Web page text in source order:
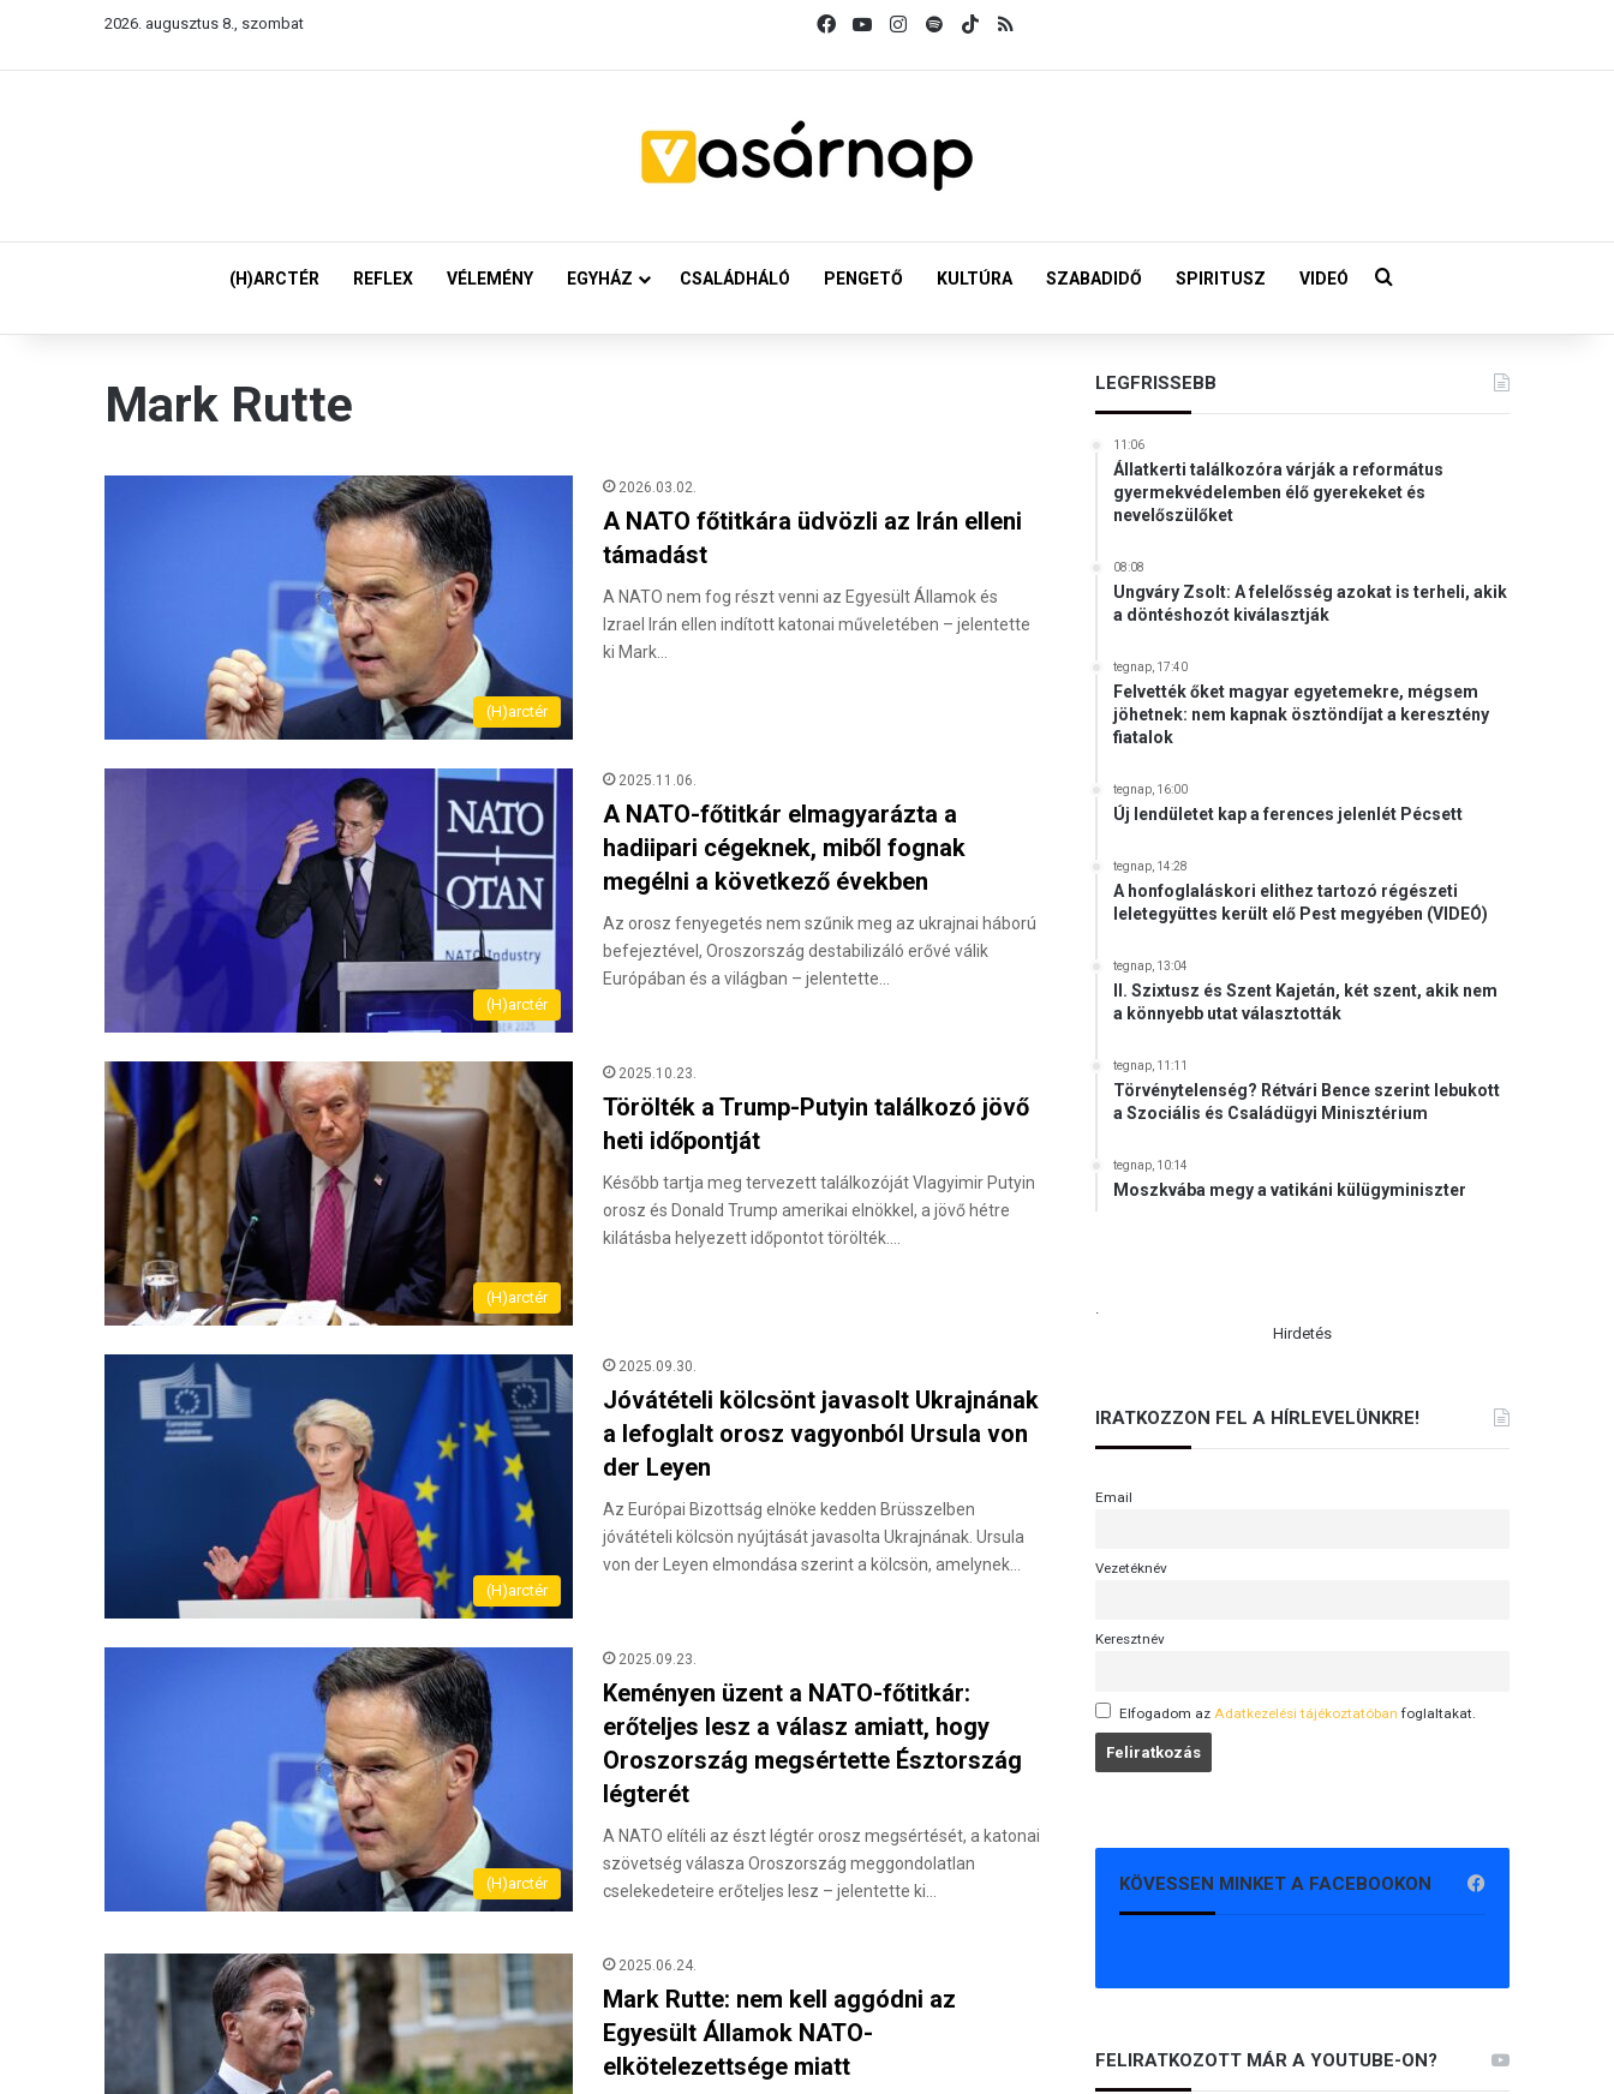
2026. augusztus 8., szombat FacebookYouTubeInstagram
SpotifyTikTok
(H)ARCTÉR REFLEX VÉLEMÉNY EGYHÁZ CSALÁDHÁLÓ PENGETŐ KULTÚRA SZABADIDŐ SPIRITUSZ VIDEÓ Keresés:
Mark Rutte
(H)arctér
2026.03.02.
A NATO főtitkára üdvözli az Irán elleni
támadást
A NATO nem fog részt venni az Egyesült Államok és
Izrael Irán ellen indított katonai műveletében – jelentette
ki Mark…
(H)arctér
2025.11.06.
A NATO-főtitkár elmagyarázta a
hadiipari cégeknek, miből fognak
megélni a következő években
Az orosz fenyegetés nem szűnik meg az ukrajnai háború
befejeztével, Oroszország destabilizáló erővé válik
Európában és a világban – jelentette…
(H)arctér
2025.10.23.
Törölték a Trump-Putyin találkozó jövő
heti időpontját
Később tartja meg tervezett találkozóját Vlagyimir Putyin
orosz és Donald Trump amerikai elnökkel, a jövő hétre
kilátásba helyezett időpontot törölték.…
(H)arctér
2025.09.30.
Jóvátételi kölcsönt javasolt Ukrajnának
a lefoglalt orosz vagyonból Ursula von
der Leyen
Az Európai Bizottság elnöke kedden Brüsszelben
jóvátételi kölcsön nyújtását javasolta Ukrajnának. Ursula
von der Leyen elmondása szerint a kölcsön, amelynek…
(H)arctér
2025.09.23.
Keményen üzent a NATO-főtitkár:
erőteljes lesz a válasz amiatt, hogy
Oroszország megsértette Észtország
légterét
A NATO elítéli az észt légtér orosz megsértését, a katonai
szövetség válasza Oroszország meggondolatlan
cselekedeteire erőteljes lesz – jelentette ki…
2025.06.24.
Mark Rutte: nem kell aggódni az
Egyesült Államok NATO-
elkötelezettsége miatt
LEGFRISSEBB
11:06
Állatkerti találkozóra várják a református
gyermekvédelemben élő gyerekeket és
nevelőszülőket
08:08
Ungváry Zsolt: A felelősség azokat is terheli, akik
a döntéshozót kiválasztják
tegnap, 17:40
Felvették őket magyar egyetemekre, mégsem
jöhetnek: nem kapnak ösztöndíjat a keresztény
fiatalok
tegnap, 16:00
Új lendületet kap a ferences jelenlét Pécsett
tegnap, 14:28
A honfoglaláskori elithez tartozó régészeti
leletegyüttes került elő Pest megyében (VIDEÓ)
tegnap, 13:04
II. Szixtusz és Szent Kajetán, két szent, akik nem
a könnyebb utat választották
tegnap, 11:11
Törvénytelenség? Rétvári Bence szerint lebukott
a Szociális és Családügyi Minisztérium
tegnap, 10:14
Moszkvába megy a vatikáni külügyminiszter
.
Hirdetés
IRATKOZZON FEL A HÍRLEVELÜNKRE!
Email
Vezetéknév
Keresztnév
Elfogadom az Adatkezelési tájékoztatóban foglaltakat.
KÖVESSEN MINKET A FACEBOOKON
FELIRATKOZOTT MÁR A YOUTUBE-ON?